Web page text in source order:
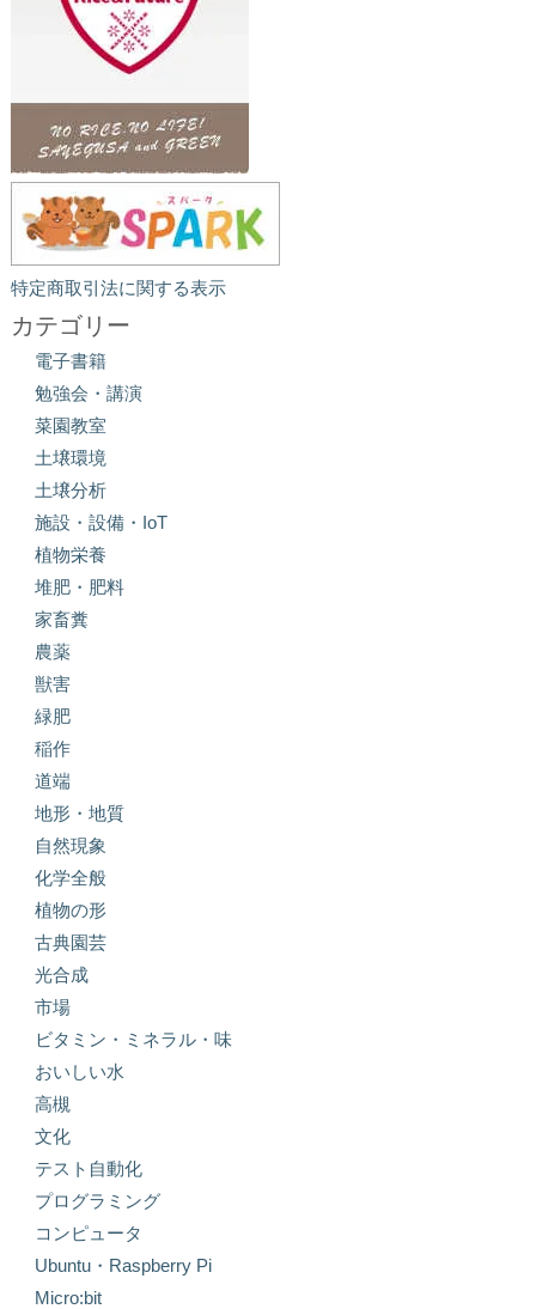
特定商取引法に関する表示
カテゴリー
電子書籍
勉強会・講演
菜園教室
土壌環境
土壌分析
施設・設備・IoT
植物栄養
堆肥・肥料
家畜糞
農薬
獣害
緑肥
稲作
道端
地形・地質
自然現象
化学全般
植物の形
古典園芸
光合成
市場
ビタミン・ミネラル・味
おいしい水
高槻
文化
テスト自動化
プログラミング
コンピュータ
Ubuntu・Raspberry Pi
Micro:bit